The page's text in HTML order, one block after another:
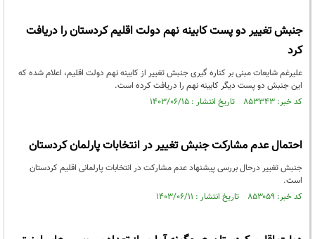
جنبش تغییر دو پست کابینه نهم دولت اقلیم کردستان را دریافت
کرد
علیرغم شایعات مبنی بر کناره گیری جنبش تغییر از کابینه نهم دولت اقلیم، اعلام شده که
این جنبش دو پست دیگر کابینه نهم را دریافت کرده است.
کد خبر: ۸۵۳۳۴۳ تاریخ انتشار : ۱۴۰۳/۰۶/۱۵
احتمال عدم مشارکت جنبش تغییر در انتخابات پارلمان کردستان
جنبش تغییر درحال بررسی پیشنهاد عدم مشارکت در انتخابات پارلمانی اقلیم کردستان
است.
کد خبر: ۸۵۳۰۵۹ تاریخ انتشار : ۱۴۰۳/۰۶/۱۱